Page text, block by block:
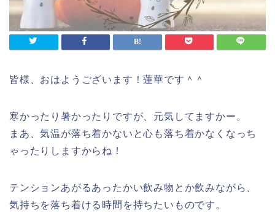
皆様、おはようございます！蓮華です＾＾
寒かったり暑かったりですが、元気してますかー。
まあ、気温が落ち着かないと心も落ち着かなくなっち
ゃったりしますからね！
テンションあがるあったかい飲み物とか飲みながら、
気持ちを落ち着ける時間を持ちたいものです。